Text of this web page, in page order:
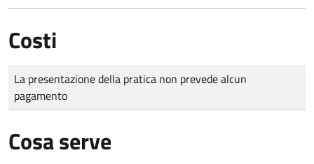
Costi
Tipo di pagamento
Importo
La presentazione della pratica non prevede alcun
pagamento
Cosa serve